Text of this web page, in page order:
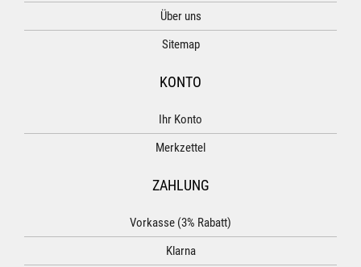
Über uns
Sitemap
KONTO
Ihr Konto
Merkzettel
ZAHLUNG
Vorkasse (3% Rabatt)
Klarna